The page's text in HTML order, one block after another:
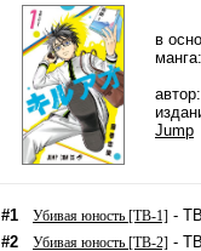
в
манга:
автор:
Jump
#1 Убивая юность [ТВ-1] -
#2
Убивая юность [ТВ-2] -